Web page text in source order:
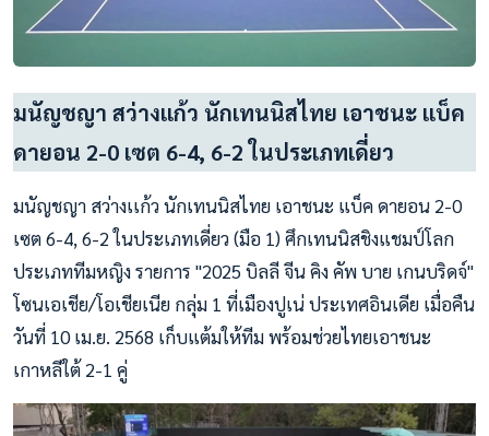
มนัญชญา สว่างเเก้ว นักเทนนิสไทย เอาชนะ แบ็ค
ดายอน 2-0 เซต 6-4, 6-2 ในประเภทเดี่ยว
มนัญชญา สว่างเเก้ว นักเทนนิสไทย เอาชนะ แบ็ค ดายอน 2-0
เซต 6-4, 6-2 ในประเภทเดี่ยว (มือ 1) ศึกเทนนิสชิงแชมป์โลก
ประเภททีมหญิง รายการ "2025 บิลลี จีน คิง คัพ บาย เกนบริดจ์"
โซนเอเชีย/โอเชียเนีย กลุ่ม 1 ที่เมืองปูเน่ ประเทศอินเดีย เมื่อคืน
วันที่ 10 เม.ย. 2568 เก็บแต้มให้ทีม พร้อมช่วยไทยเอาชนะ
เกาหลีใต้ 2-1 คู่